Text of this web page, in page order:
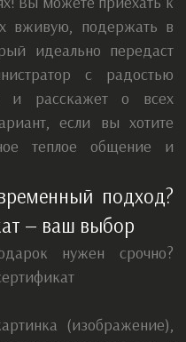
напомните
текстом и
вами
или